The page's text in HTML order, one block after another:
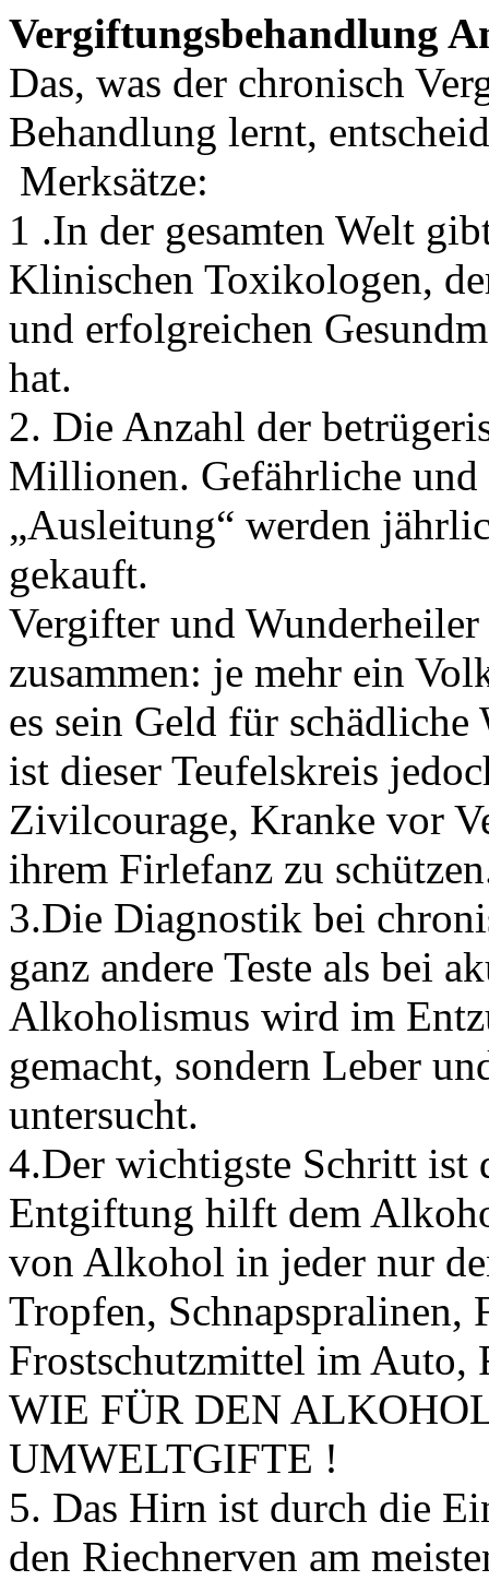
Vergiftungsbehandlung
Das, was der chronisch
Behandlung lernt,
Merksätze:
1 .In der gesamten Welt
Klinischen Toxikologen,
und erfolgreichen
hat.
2. Die Anzahl der
Millionen. Gefährliche
„Ausleitung“ werden
gekauft.
Vergifter und
zusammen: je mehr ein
es sein Geld für
ist dieser Teufelskreis
Zivilcourage, Kranke vor
ihrem Firlefanz zu
3.Die Diagnostik bei
ganz andere Teste als bei
Alkoholismus wird im
gemacht, sondern Leber
untersucht.
4.Der wichtigste Schritt ist
Entgiftung hilft dem
von Alkohol in jeder nur
Tropfen, Schnapspralinen,
Frostschutzmittel im Auto,
WIE FÜR DEN
UMWELTGIFTE !
5. Das Hirn ist durch die
den Riechnerven am